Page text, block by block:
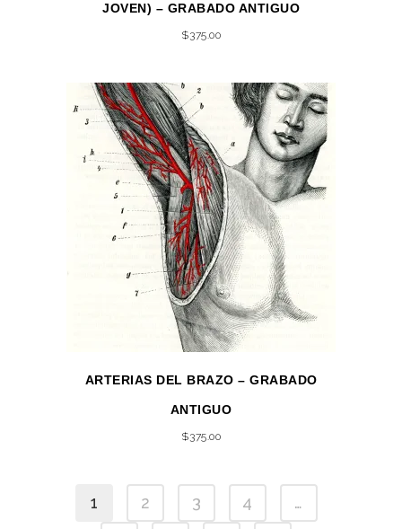
JOVEN) – GRABADO ANTIGUO
$375.00
ARTERIAS DEL BRAZO – GRABADO
ANTIGUO
$375.00
1 2 3 4
…